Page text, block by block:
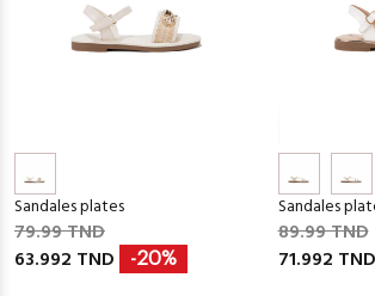
Sandales plates
79.99 TND
63.992 TND
-20%
Sandales
89.99 TND
71.992 TND